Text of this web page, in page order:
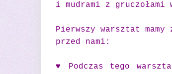
i mudrami z
Pierwszy warsztat
przed nami:
♥ Podczas tego